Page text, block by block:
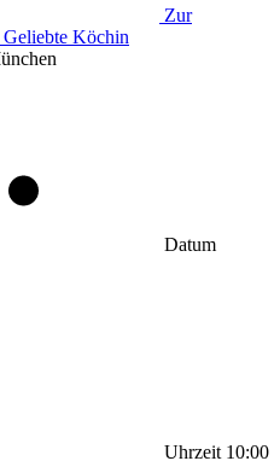
Zur
Köchin
Datum
Uhrzeit 10:00